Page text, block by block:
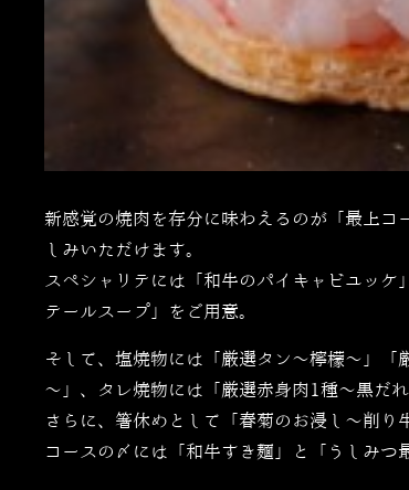
新感覚の焼肉を存分に味わえるのが「最上
しみいただけます。
スペシャリテには「和牛のパイキャビユッ
テールスープ」をご用意。
そして、塩焼物には「厳選タン～檸檬～」
～」、タレ焼物には「厳選赤身肉1種～黒だ
さらに、箸休めとして「春菊のお浸し～削り
コースの〆には「和牛すき麺」と「うしみつ